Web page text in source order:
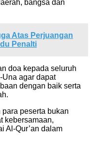
bangsa dan
Atas Perjuangan
Penalti
doa kepada seluruh
Una agar dapat
dengan baik serta
peserta bukan
kebersamaan,
Al-Qur’an dalam